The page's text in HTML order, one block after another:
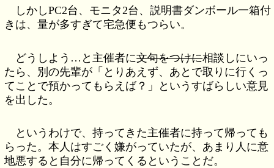
しかしPC2台、モニタ2台、説明書ダンボール一箱付
きは、量が多すぎて宅急便もつらい。
どうしよう…と主催者に文句をつけに相談しにいっ
たら、別の先輩が「とりあえず、あとで取りに行くっ
てことで預かってもらえば？」というすばらしい意見
を出した。
というわけで、持ってきた主催者に持って帰っても
らった。本人はすごく嫌がっていたが、あまり人に意
地悪すると自分に帰ってくるということだ。